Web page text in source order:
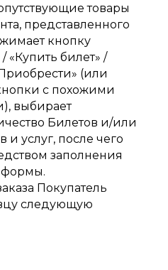
товары
представленного
кнопку
«Купить билет» /
(или
с похожими
выбирает
Билетов и/или
и услуг, после чего
заполнения
формы.
Покупатель
следующую